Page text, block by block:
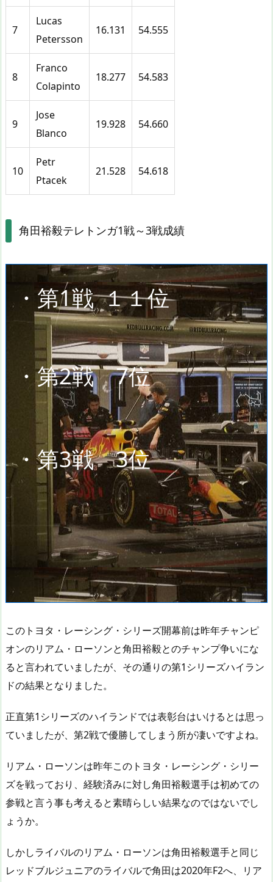
7
Lucas
Petersson
16.131 54.555
8
Franco
Colapinto
18.277 54.583
9
Jose
Blanco
19.928 54.660
10
Petr
Ptacek
21.528 54.618
角田裕毅テレトンガ1戦～3戦成績
・第1戦 １１位
・第2戦 7位
・第3戦 3位
このトヨタ・レーシング・シリーズ開幕前は昨年チャンピ
オンのリアム・ローソンと角田裕毅とのチャンプ争いにな
ると言われていましたが、その通りの第1シリーズハイラン
ドの結果となりました。
正直第1シリーズのハイランドでは表彰台はいけるとは思っ
ていましたが、第2戦で優勝してしまう所が凄いですよね。
リアム・ローソンは昨年このトヨタ・レーシング・シリー
ズを戦っており、経験済みに対し角田裕毅選手は初めての
参戦と言う事も考えると素晴らしい結果なのではないでし
ょうか。
しかしライバルのリアム・ローソンは角田裕毅選手と同じ
レッドブルジュニアのライバルで角田は2020年F2へ、リア